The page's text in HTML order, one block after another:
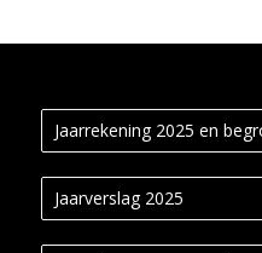
Jaarrekening 2025 en
Jaarverslag 2025